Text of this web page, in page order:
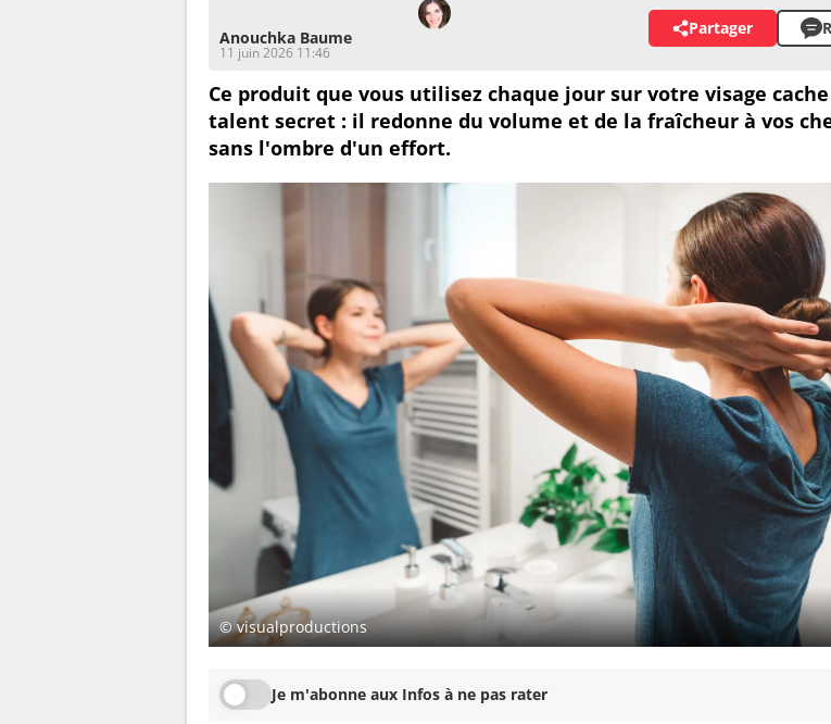
Anouchka Baume
11 juin 2026 11:46
Partager
Ce produit que vous utilisez chaque jour sur votre visage
talent secret : il redonne du volume et de la fraîcheur à vos
sans l'ombre d'un effort.
© visualproductions
Je m'abonne aux Infos à ne pas rater